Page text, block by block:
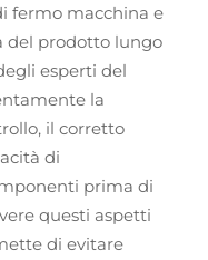
fermo macchina e
del prodotto lungo
esperti del
la
il corretto
di
prima di
questi aspetti
di evitare